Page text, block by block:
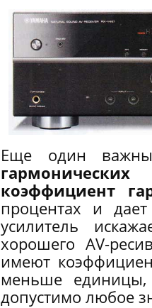
Еще один
коэффициент
процентах и
усилитель
хорошего AV-
имеют
меньше
допустимо любое